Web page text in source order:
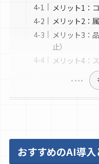
メリット1：
メリット2：
メリット3：
止）
メリット4：
おすすめのAI導